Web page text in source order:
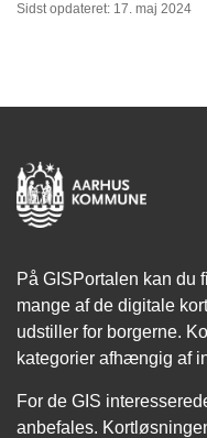
Sidst opdateret: 17. maj 2024
På GISPortalen kan du
mange af de digitale
udstiller for borgerne.
kategorier afhængig af
For de GIS
anbefales.